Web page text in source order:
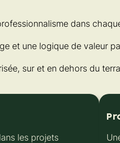
dans
et une logique de valeur
sur et en dehors du
les projets